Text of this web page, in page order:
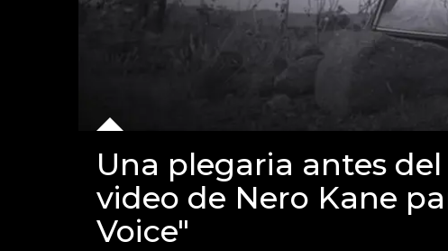
Una plegaria antes
video de Nero Kane
Voice"